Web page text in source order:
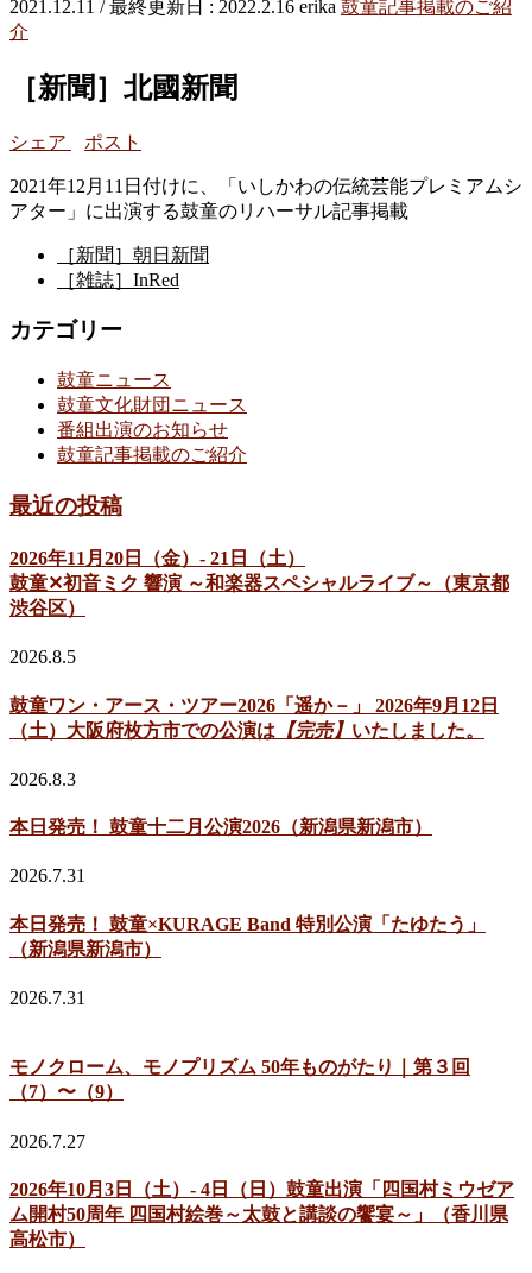
2021.12.11 / 最終更新日 : 2022.2.16 erika 鼓童記事掲載のご紹
介
［新聞］北國新聞
シェア ポスト
2021年12月11日付けに、「いしかわの伝統芸能プレミアムシ
アター」に出演する鼓童のリハーサル記事掲載
［新聞］朝日新聞
［雑誌］InRed
カテゴリー
鼓童ニュース
鼓童文化財団ニュース
番組出演のお知らせ
鼓童記事掲載のご紹介
最近の投稿
2026年11月20日（金）- 21日（土）
鼓童✕初音ミク 響演 ～和楽器スペシャルライブ～（東京都
渋谷区）
2026.8.5
鼓童ワン・アース・ツアー2026「遥か－」 2026年9月12日
（土）大阪府枚方市での公演は 【完売】 いたしました。
2026.8.3
本日発売！ 鼓童十二月公演2026（新潟県新潟市）
2026.7.31
本日発売！ 鼓童×KURAGE Band 特別公演「たゆたう」
（新潟県新潟市）
2026.7.31
モノクローム、モノプリズム 50年ものがたり｜第３回
（7）〜（9）
2026.7.27
2026年10月3日（土）- 4日（日）鼓童出演「四国村ミウゼア
ム開村50周年 四国村絵巻～太鼓と講談の饗宴～」（香川県
高松市）